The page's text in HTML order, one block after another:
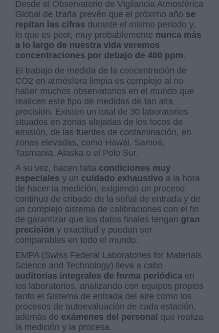
Desde el Observatorio de Vigilancia Atmosférica
Global de Izaña prevén que el próximo año se
repitan las cifras durante el mismo periodo y,
lo que es peor, muy probablemente nunca más
a lo largo de nuestra vida veremos
concentraciones por debajo de 400 ppm.
El trabajo de medida de la concentración de
CO2 en atmósfera limpia es complejo al no
haber muchos observatorios en el mundo que
realicen este tipo de medidas de tan alta
precisión. Existen un total de 30 laboratorios
situados en zonas alejadas de los focos de
emisión, de las fuentes de contaminación, en
zonas elevadas, como Hawái, Samoa,
Tasmania, Alaska o el Polo Sur.
A su vez, hacen falta condiciones muy
especiales y un cuidado exhaustivo a la hora
de hacer la medición, exigiendo un proceso
continuo de cribado de la señal de entrada y de
un complejo sistema de calibraciones con el fin
de garantizar que los datos finales tengan gran
precisión y exactitud y puedan ser
comparables en todo el mundo.
EMPA (Swiss Federal Laboratories for Materials
Science and Technology) lleva a cabo
auditorías integrales de forma periódica en
los laboratorios, analizando con equipos propios
tanto el Sistema de entrada del aire como los
procesos de autoevaluación de cada estación,
además de exámenes del personal que realiza
la medición y la procesa.